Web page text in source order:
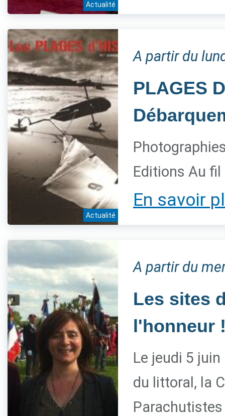
Actualité
Actualité
A partir du
PLAGES
Editions Au
En savoir
A partir du
Les sites
l'honneur
Le jeudi 5
du littoral, la